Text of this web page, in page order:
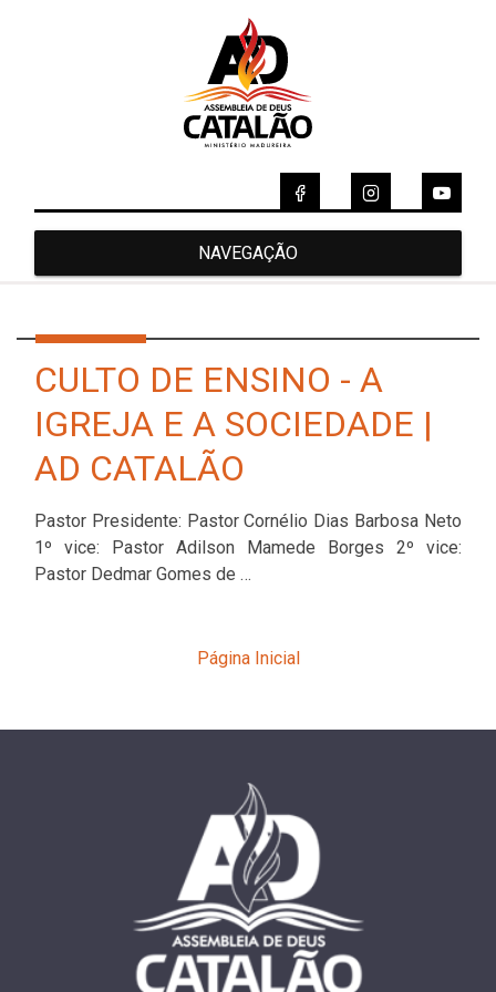
NAVEGAÇÃO
CULTO DE ENSINO - A
IGREJA E A SOCIEDADE |
AD CATALÃO
Pastor Presidente: Pastor Cornélio Dias Barbosa Neto
1º vice: Pastor Adilson Mamede Borges 2º vice:
Pastor Dedmar Gomes de …
Página Inicial